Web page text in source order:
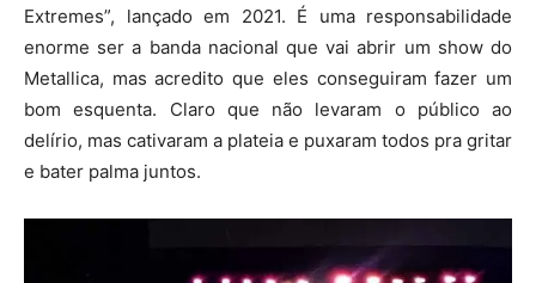
Extremes”, lançado em 2021. É uma responsabilidade
enorme ser a banda nacional que vai abrir um show do
Metallica, mas acredito que eles conseguiram fazer um
bom esquenta. Claro que não levaram o público ao
delírio, mas cativaram a plateia e puxaram todos pra gritar
e bater palma juntos.